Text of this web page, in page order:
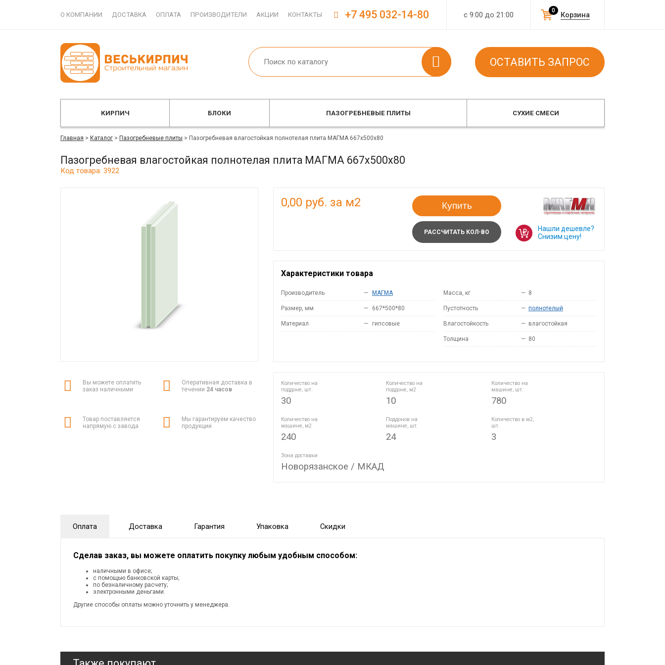
О КОМПАНИИ ДОСТАВКА ОПЛАТА ПРОИЗВОДИТЕЛИ АКЦИИ КОНТАКТЫ с 9:00 до 21:00 Корзина
0
+7 495 032-14-80
ОСТАВИТЬ ЗАПРОС
КИРПИЧ БЛОКИ ПАЗОГРЕБНЕВЫЕ ПЛИТЫ СУХИЕ СМЕСИ
Главная > Каталог > Пазогребневые плиты > Пазогребневая влагостойкая полнотелая плита МАГМА 667х500х80
Пазогребневая влагостойкая полнотелая плита МАГМА 667х500х80
Код товара: 3922
Вы можете оплатить
заказ наличными
Оперативная доставка в
течении 24 часов
Товар поставляется
напрямую с завода
Мы гарантируем качество
продукции
0,00 руб. за м2 Купить
РАССЧИТАТЬ КОЛ-ВО
Нашли дешевле?
Снизим цену!
Характеристики товара
Производитель — МАГМА
Размер, мм — 667*500*80
Материал — гипсовые
Масса, кг — 8
Пустотность — полнотелый
Влагостойкость — влагостойкая
Толщина — 80
Количество на
поддоне, шт.
30
Количество на
поддоне, м2
10
Количество на
машине, шт.
780
Количество на
машине, м2
240
Поддонов на
машине, шт.
24
Количество в м2,
шт.
3
Зона доставки
Новорязанское / МКАД
Оплата Доставка Гарантия Упаковка Скидки
Сделав заказ, вы можете оплатить покупку любым удобным способом:
наличными в офисе;
с помощью банковской карты;
по безналичному расчету;
электронными деньгами.
Другие способы оплаты можно уточнить у менеджера.